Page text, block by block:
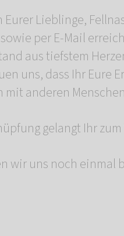
Lieblinge,
per E-Mail
aus tiefstem
uns, dass Ihr Eure
mit anderen
gelangt Ihr zum
wir uns noch einmal